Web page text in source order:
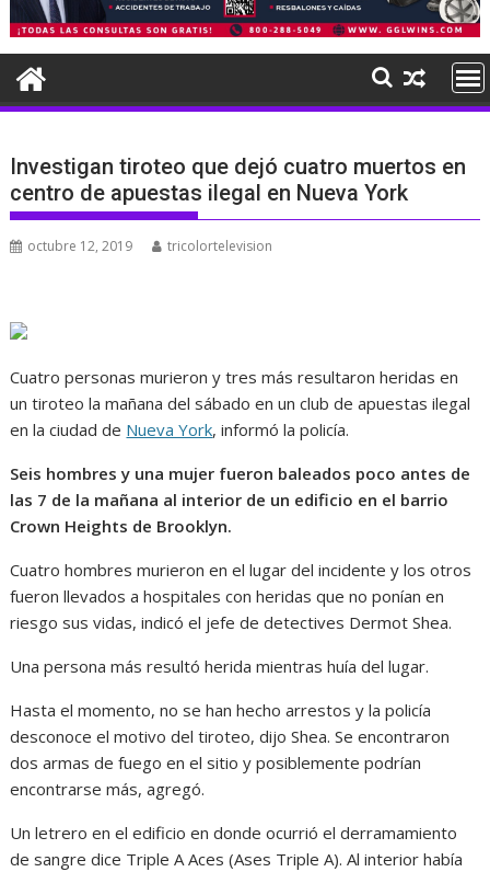
Investigan tiroteo que dejó cuatro muertos en
centro de apuestas ilegal en Nueva York
octubre 12, 2019 tricolortelevision
Cuatro personas murieron y tres más resultaron heridas en
un tiroteo la mañana del sábado en un club de apuestas ilegal
en la ciudad de Nueva York, informó la policía.
Seis hombres y una mujer fueron baleados poco antes de
las 7 de la mañana al interior de un edificio en el barrio
Crown Heights de Brooklyn.
Cuatro hombres murieron en el lugar del incidente y los otros
fueron llevados a hospitales con heridas que no ponían en
riesgo sus vidas, indicó el jefe de detectives Dermot Shea.
Una persona más resultó herida mientras huía del lugar.
Hasta el momento, no se han hecho arrestos y la policía
desconoce el motivo del tiroteo, dijo Shea. Se encontraron
dos armas de fuego en el sitio y posiblemente podrían
encontrarse más, agregó.
Un letrero en el edificio en donde ocurrió el derramamiento
de sangre dice Triple A Aces (Ases Triple A). Al interior había